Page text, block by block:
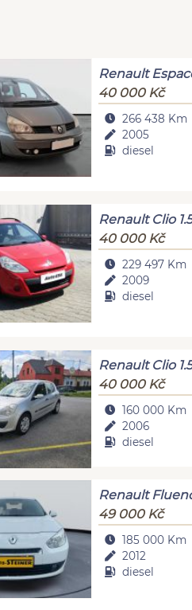
Renault
40 000 Kč
266 438 Km
2005
diesel
Renault Clio
40 000 Kč
229 497 Km
2009
diesel
Renault Clio
40 000 Kč
160 000 Km
2006
diesel
Renault
49 000 Kč
185 000 Km
2012
diesel